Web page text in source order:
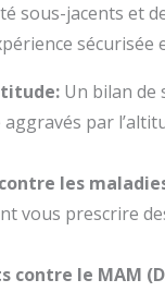
sous-jacents
sécurisée
Un bilan de
par
les
vous prescrire
le MAM